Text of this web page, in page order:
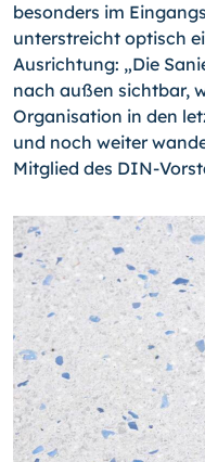
besonders im
unterstreicht optisch
Ausrichtung: „Die
nach außen sichtbar,
Organisation in den
und noch weiter
Mitglied des DIN-